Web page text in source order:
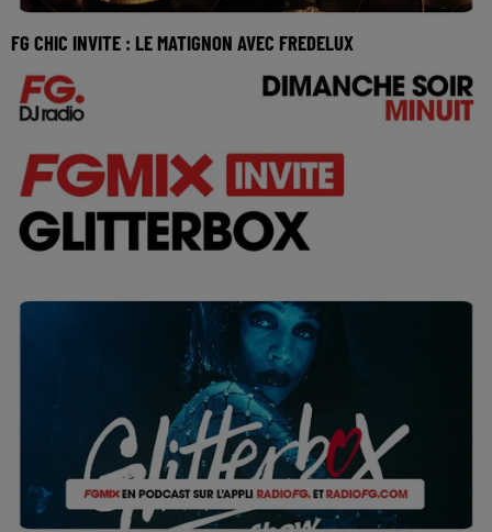
FG CHIC INVITE : LE MATIGNON AVEC FREDELUX
Fredelux du lundi 1er juin 2026 🎧 Ecoutez la r